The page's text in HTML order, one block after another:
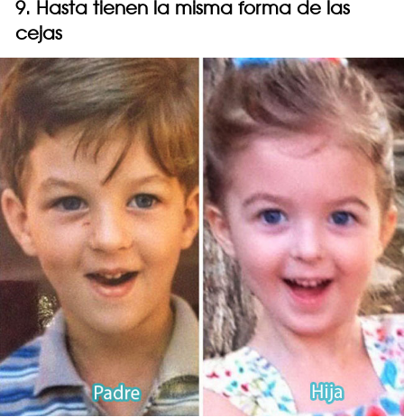
9. Hasta tienen la misma forma de las
cejas